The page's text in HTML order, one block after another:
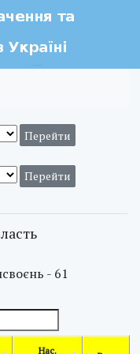
- 61
Нас.